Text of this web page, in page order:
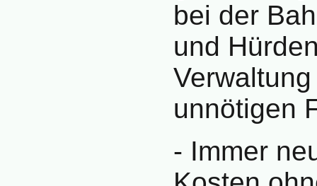
bei der
und
unnötigen
- Immer